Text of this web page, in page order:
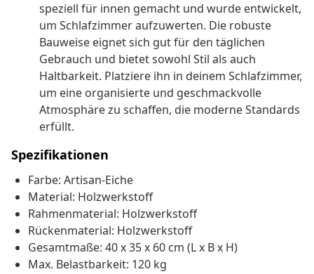
speziell für innen gemacht und wurde entwickelt,
um Schlafzimmer aufzuwerten. Die robuste
Bauweise eignet sich gut für den täglichen
Gebrauch und bietet sowohl Stil als auch
Haltbarkeit. Platziere ihn in deinem Schlafzimmer,
um eine organisierte und geschmackvolle
Atmosphäre zu schaffen, die moderne Standards
erfüllt.
Spezifikationen
Farbe: Artisan-Eiche
Material: Holzwerkstoff
Rahmenmaterial: Holzwerkstoff
Rückenmaterial: Holzwerkstoff
Gesamtmaße: 40 x 35 x 60 cm (L x B x H)
Max. Belastbarkeit: 120 kg